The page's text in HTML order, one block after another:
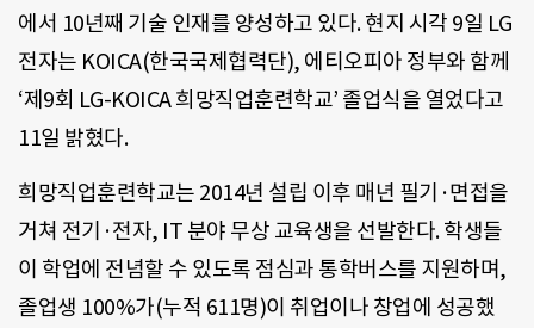
에서 10년째 기술 인재를 양성하고 있다. 현지 시각 9일 LG
전자는 KOICA(한국국제협력단), 에티오피아 정부와 함께
‘제9회 LG-KOICA 희망직업훈련학교’ 졸업식을 열었다고
11일 밝혔다.
희망직업훈련학교는 2014년 설립 이후 매년 필기·면접을
거쳐 전기·전자, IT 분야 무상 교육생을 선발한다. 학생들
이 학업에 전념할 수 있도록 점심과 통학버스를 지원하며,
졸업생 100%가(누적 611명)이 취업이나 창업에 성공했